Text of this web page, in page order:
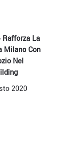
La
Milano Con
Nel
2020